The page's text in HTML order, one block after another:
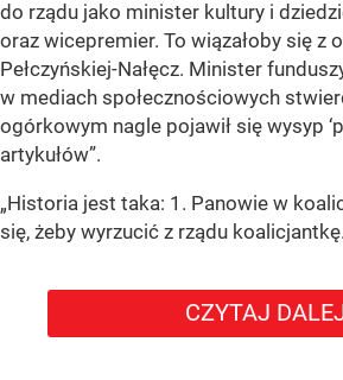
do rządu jako minister kultury i
oraz wicepremier. To wiązałoby się z
Pełczyńskiej-Nałęcz. Minister
w mediach społecznościowych
ogórkowym nagle pojawił się wysyp
artykułów”.
„Historia jest taka: 1. Panowie w
się, żeby wyrzucić z rządu
CZYTAJ